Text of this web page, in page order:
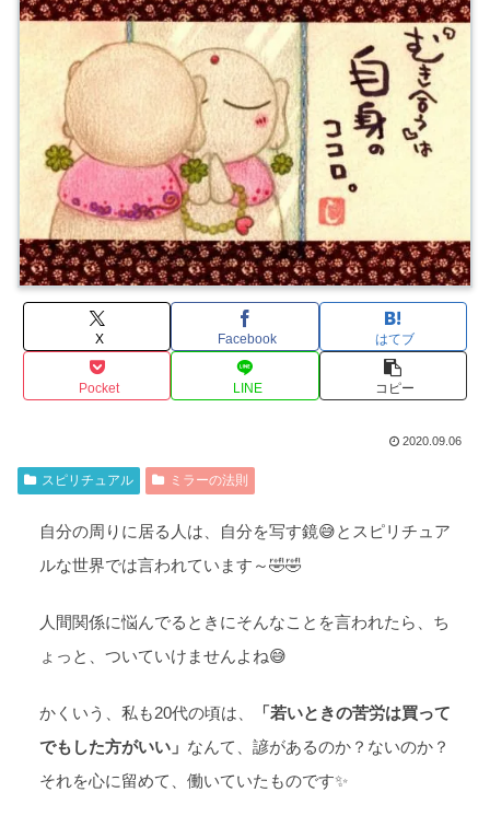
X Facebook はてブ
Pocket LINE コピー
2020.09.06
スピリチュアル ミラーの法則
自分の周りに居る人は、自分を写す鏡😅とスピリチュア
ルな世界では言われています～🤣🤣
人間関係に悩んでるときにそんなことを言われたら、ち
ょっと、ついていけませんよね😅
かくいう、私も20代の頃は、
「若いときの苦労は買って
でもした方がいい」 なんて、諺があるのか？ないのか？
それを心に留めて、働いていたものです✨